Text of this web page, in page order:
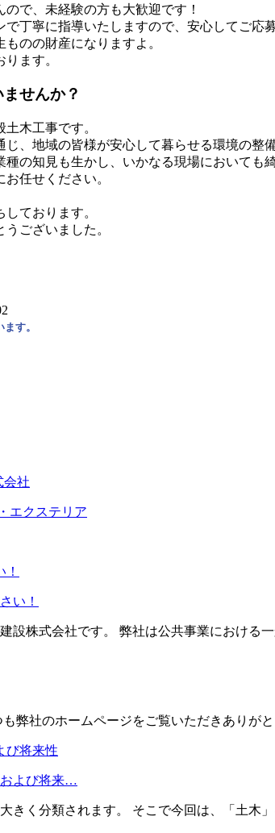
で、未経験の方も大歓迎です！
丁寧に指導いたしますので、安心してご応募
のの財産になりますよ。
ます。
せんか？
木工事です。
、地域の皆様が安心して暮らせる環境の整
の知見も生かし、いかなる現場においても
任せください。
ております。
ございました。
す。
会社
エクステリア
い！
設株式会社です。 弊社は公共事業における
も弊社のホームページをご覧いただきあり
および将来…
きく分類されます。 そこで今回は、「土木